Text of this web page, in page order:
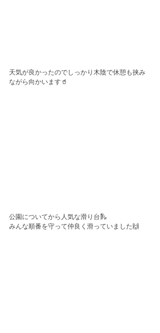
天気が良かったのでしっかり木陰で休憩も挟み
ながら向かいます🥤
公園についてから人気な滑り台🛝
みんな順番を守って仲良く滑っていました🙌